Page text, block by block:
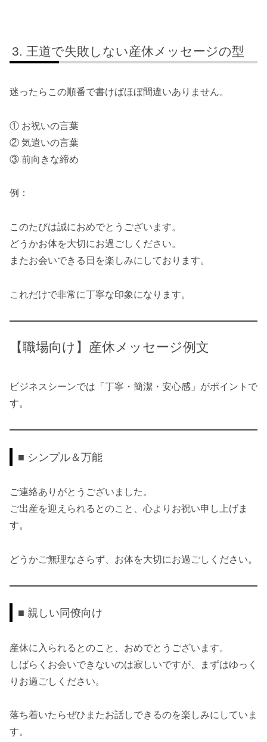
王道で失敗しない産休メッセージの型
迷ったらこの順番で書けばほぼ間違いありません。
① お祝いの言葉
② 気遣いの言葉
③ 前向きな締め
例：
このたびは誠におめでとうございます。
どうかお体を大切にお過ごしください。
またお会いできる日を楽しみにしております。
これだけで非常に丁寧な印象になります。
【職場向け】産休メッセージ例文
ビジネスシーンでは「丁寧・簡潔・安心感」がポイントで
す。
■ シンプル＆万能
ご連絡ありがとうございました。
ご出産を迎えられるとのこと、心よりお祝い申し上げま
す。
どうかご無理なさらず、お体を大切にお過ごしください。
■ 親しい同僚向け
産休に入られるとのこと、おめでとうございます。
しばらくお会いできないのは寂しいですが、まずはゆっく
りお過ごしください。
落ち着いたらぜひまたお話しできるのを楽しみにしていま
す。